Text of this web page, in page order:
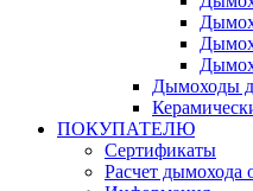
Дымоходы
ПОКУПАТЕЛЮ
Сертификаты
Расчет дымохода